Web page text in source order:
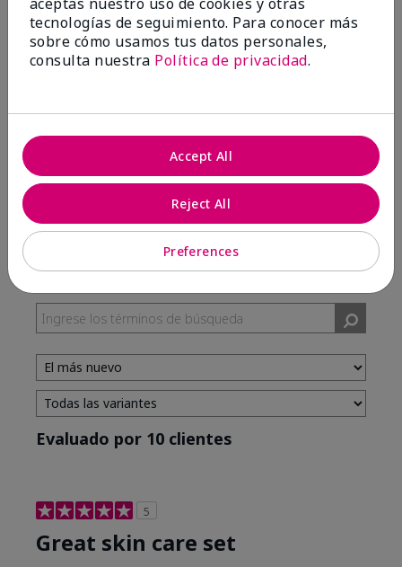
100%
Evaluado por 10 clientes
5
Great skin care set
tecnologías de seguimiento. Para conocer más
sobre cómo usamos tus datos personales,
consulta nuestra Política de privacidad.
Preferences
Reject All
Accept All